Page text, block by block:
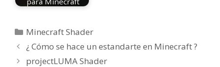
Categorías
Minecraft Shader
¿ Cómo se hace un estandarte en Minecraft ?
projectLUMA Shader